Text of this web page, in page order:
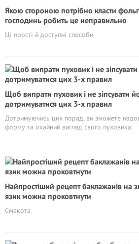
Якою стороною потрібно класти
господинь робить це неправильно
Ці прості й доступні способи
Щоб випрати пуховик і не зіпсувати
дотримуватися цих 3-х правил
Дотримуючись цих порад, ви зможете
форму та охайний вигляд свого пуховика.
Найпростіший рецепт баклажанів на
язик можна проковтнути
Смакота